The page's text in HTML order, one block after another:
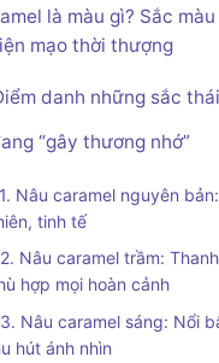
là màu gì? Sắc
mạo thời thượng
danh những sắc
“gây thương nhớ”
Nâu caramel nguyên
tinh tế
Nâu caramel trầm:
hợp mọi hoàn cảnh
Nâu caramel sáng: Nổi
hút ánh nhìn